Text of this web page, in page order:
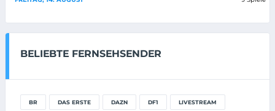
BELIEBTE FERNSEHSENDER
BR DAS ERSTE DAZN DF1 LIVESTREAM